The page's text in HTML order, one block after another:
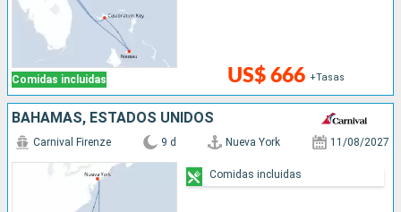
Comidas incluidas US$ 666 +Tasas
BAHAMAS, ESTADOS UNIDOS
Carnival Firenze 9 d Nueva York 11/08/2027
Comidas incluidas